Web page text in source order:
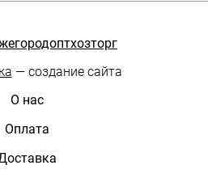
— создание сайта
О нас
Оплата